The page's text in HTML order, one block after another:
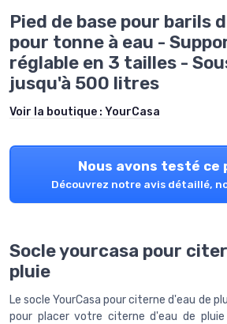
Pied de base pour barils
pour tonne à eau -
réglable en 3 tailles -
jusqu'à 500 litres
Voir la boutique : YourCasa
Nous avons testé ce
Découvrez notre avis détaillé,
Socle yourcasa pour
pluie
Le socle YourCasa pour citerne d'eau de
pour placer votre citerne d'eau de